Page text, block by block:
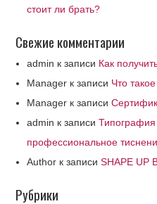
стоит ли брать?
Свежие комментарии
admin к записи Как
Manager к записи Что
Manager к записи
admin к записи
профессиональное
Author к записиSHAPE
Рубрики